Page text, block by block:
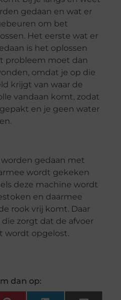
gedaan en wat er
om bet
Het eerste wat er
is het oplossen
probleem moet dan
omdat je op die
krijgt van waar de
vandaan komt, zodat
en je geen water
gedaan met
wordt gekeken
deze machine wordt
en daarmee
rook vrij komt. Daar
zorgt dat de afvoer
wordt opgelost.
dan op: